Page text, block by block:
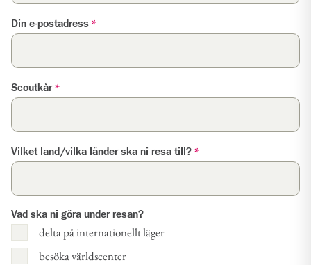
Din e-postadress *
Scoutkår *
Vilket land/vilka länder ska ni resa till? *
Vad ska ni göra under resan?
delta på internationellt läger
besöka världscenter